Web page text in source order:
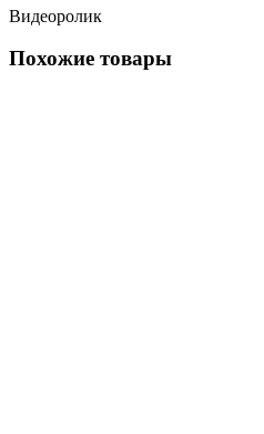
Видеоролик
Похожие товары